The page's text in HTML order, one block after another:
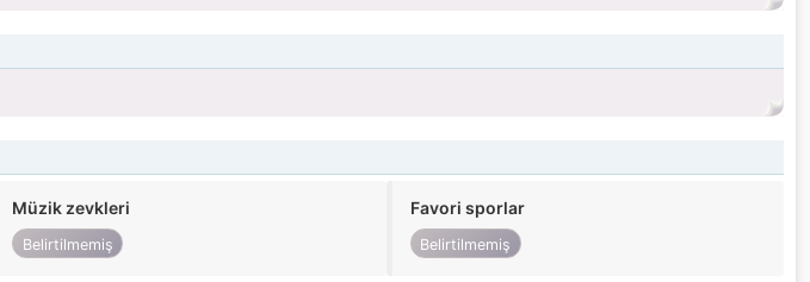
Müzik zevkleri
Belirtilmemiş
Favori sporlar
Belirtilmemiş